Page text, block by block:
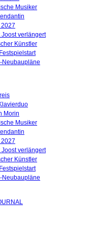
Musiker
verlängert
Künstler
Neubaupläne
Morin
Musiker
verlängert
Künstler
Neubaupläne